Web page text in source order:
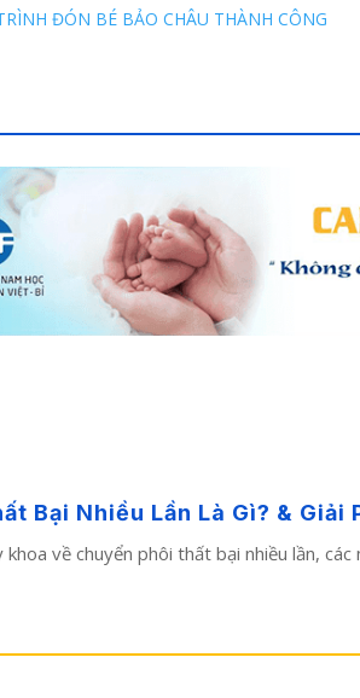
ĐÓN BÉ BẢO CHÂU THÀNH CÔNG
Bại Nhiều Lần Là Gì? & Giải
về chuyển phôi thất bại nhiều lần,